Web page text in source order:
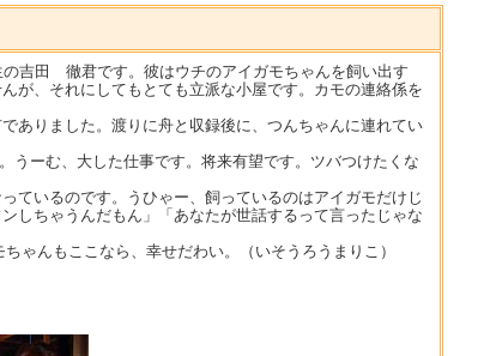
吉田 徹君です。彼はウチのアイガモちゃんを飼い出す
が、それにしてもとても立派な小屋です。カモの連絡係を
ありました。渡りに舟と収録後に、つんちゃんに連れてい
ーむ、大した仕事です。将来有望です。ツバつけたくな
ているのです。うひゃー、飼っているのはアイガモだけじ
しちゃうんだもん」「あなたが世話するって言ったじゃな
ゃんもここなら、幸せだわい。（いそうろうまりこ）